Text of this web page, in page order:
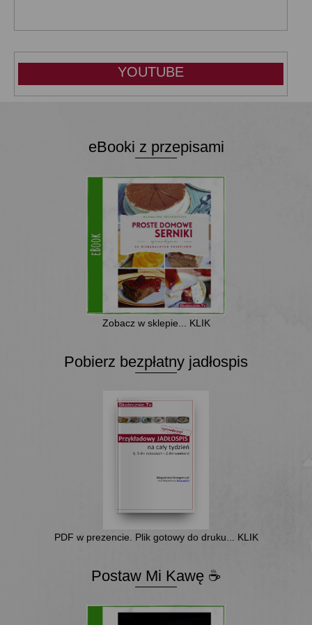
YOUTUBE
eBooki z przepisami
Zobacz w sklepie... KLIK
Pobierz bezpłatny jadłospis
PDF w prezencie. Plik gotowy do druku... KLIK
Postaw Mi Kawę ☕